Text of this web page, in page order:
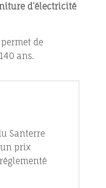
d’électricité
de
ans.
Santerre
un prix